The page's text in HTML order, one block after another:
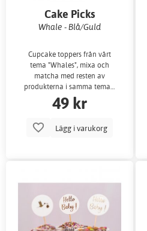
Cake Picks
Whale - Blå/Guld
Cupcake toppers från vårt
tema "Whales", mixa och
matcha med resten av
produkterna i samma tema…
49 kr
Lägg i varukorg